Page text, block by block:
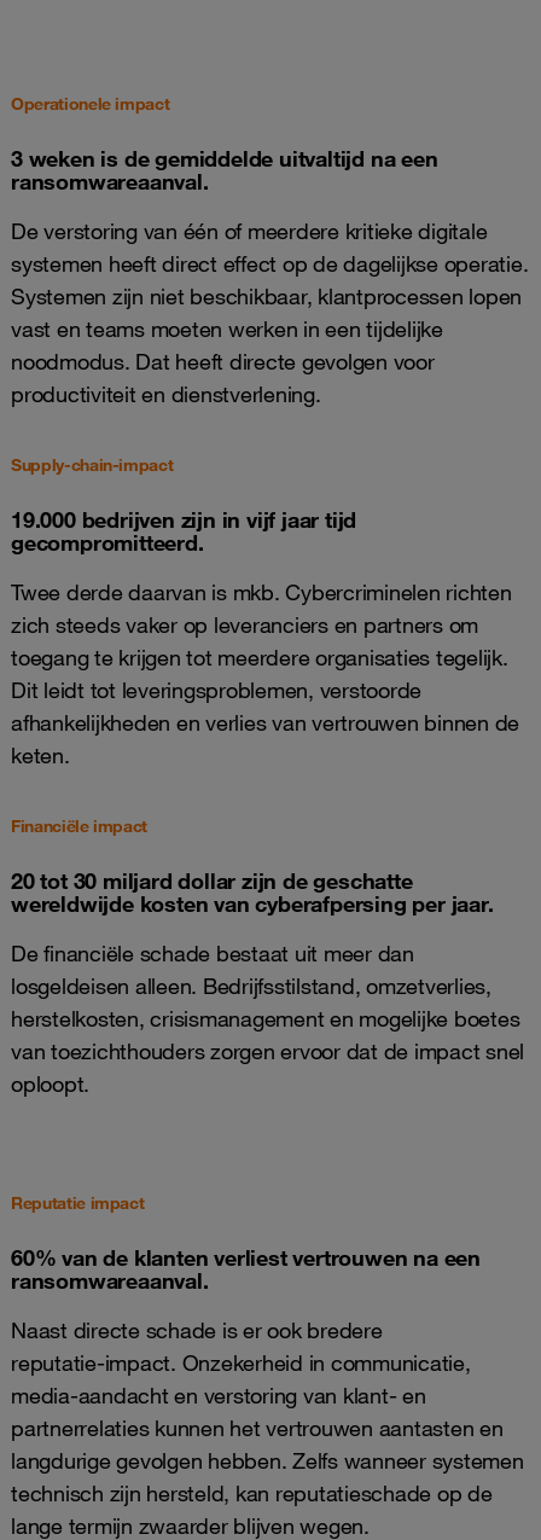
Operationele impact
3 weken is de gemiddelde uitvaltijd na een
ransomwareaanval.
De verstoring van één of meerdere kritieke digitale
systemen heeft direct effect op de dagelijkse operatie.
Systemen zijn niet beschikbaar, klantprocessen lopen
vast en teams moeten werken in een tijdelijke
noodmodus. Dat heeft directe gevolgen voor
productiviteit en dienstverlening.
Supply-chain-impact
19.000 bedrijven zijn in vijf jaar tijd
gecompromitteerd.
Twee derde daarvan is mkb. Cybercriminelen richten
zich steeds vaker op leveranciers en partners om
toegang te krijgen tot meerdere organisaties tegelijk.
Dit leidt tot leveringsproblemen, verstoorde
afhankelijkheden en verlies van vertrouwen binnen de
keten.
Financiële impact
20 tot 30 miljard dollar zijn de geschatte
wereldwijde kosten van cyberafpersing per jaar.
De financiële schade bestaat uit meer dan
losgeldeisen alleen. Bedrijfsstilstand, omzetverlies,
herstelkosten, crisismanagement en mogelijke boetes
van toezichthouders zorgen ervoor dat de impact snel
oploopt.
Reputatie impact
60% van de klanten verliest vertrouwen na een
ransomwareaanval.
Naast directe schade is er ook bredere
reputatie‑impact. Onzekerheid in communicatie,
media‑aandacht en verstoring van klant‑ en
partnerrelaties kunnen het vertrouwen aantasten en
langdurige gevolgen hebben. Zelfs wanneer systemen
technisch zijn hersteld, kan reputatieschade op de
lange termijn zwaarder blijven wegen.